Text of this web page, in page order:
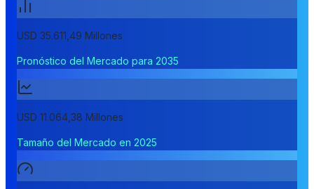
USD 35.611,49 Millones
Pronóstico del Mercado para 2035
USD 11.064,38 Millones
Tamaño del Mercado en 2025